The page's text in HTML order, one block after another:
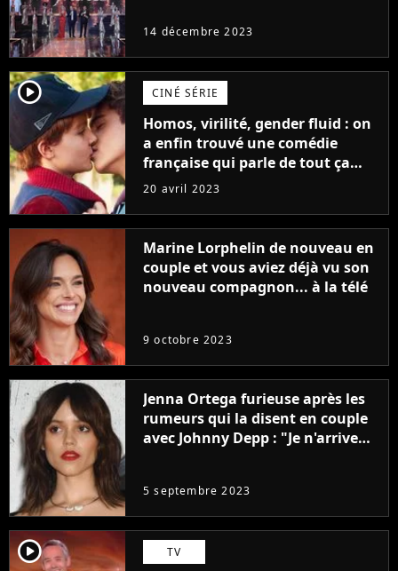
14 décembre 2023
player2 CINÉ SÉRIE
Homos, virilité, gender fluid : on
a enfin trouvé une comédie
française qui parle de tout ça
sans être super ringarde
20 avril 2023
Marine Lorphelin de nouveau en
couple et vous aviez déjà vu son
nouveau compagnon... à la télé
9 octobre 2023
Jenna Ortega furieuse après les
rumeurs qui la disent en couple
avec Johnny Depp : "Je n'arrive
5 septembre 2023
player2 TV